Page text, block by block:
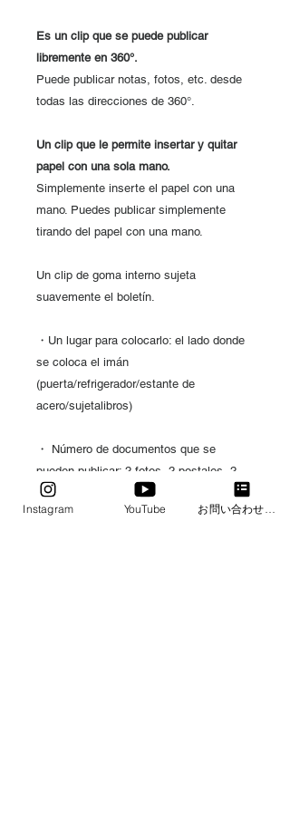
Es un clip que se puede publicar
libremente en 360°.
Puede publicar notas, fotos, etc. desde
todas las direcciones de 360°.
Un clip que le permite insertar y quitar
papel con una sola mano.
Simplemente inserte el papel con una
mano. Puedes publicar simplemente
tirando del papel con una mano.
Un clip de goma interno sujeta
suavemente el boletín.
・Un lugar para colocarlo: el lado donde
se coloca el imán
(puerta/refrigerador/estante de
acero/sujetalibros)
・ Número de documentos que se
pueden publicar: 2 fotos, 2 postales, 2
memorandos y 2 papel de copia
Instagram YouTube